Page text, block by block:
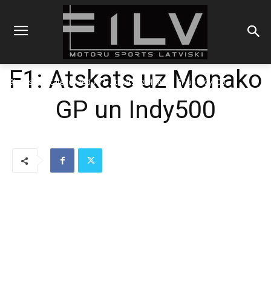
Sākums Uncategorized F1: Atskats uz Monako GP un Indy500
F1: Atskats uz Monako
GP un Indy500